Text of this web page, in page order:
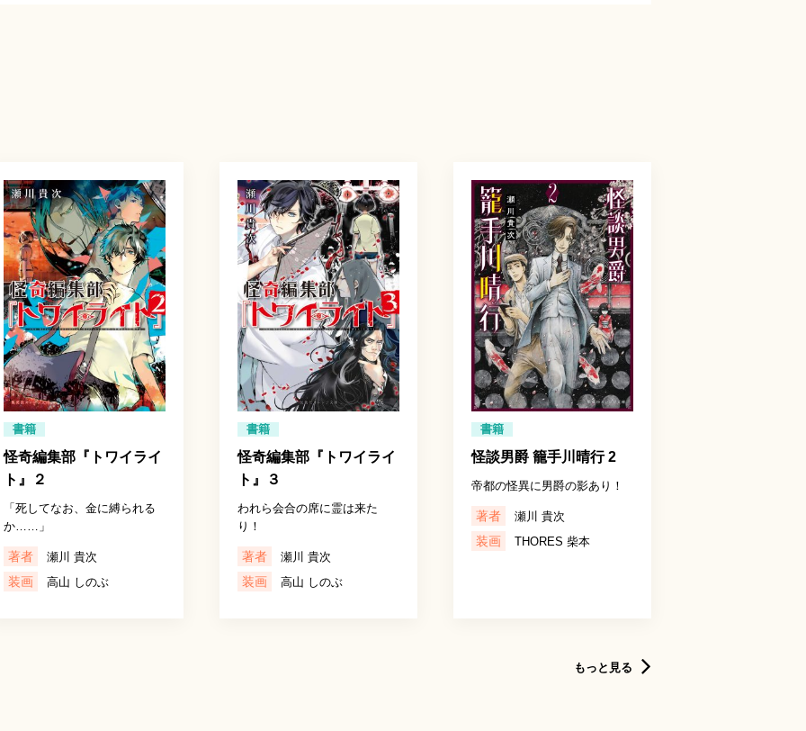
書籍
怪奇編集部『トワイライ
ト』２
「死してなお、金に縛られる
か……」
著者 瀬川 貴次
装画 高山 しのぶ
書籍
怪奇編集部『トワイライ
ト』３
われら会合の席に霊は来た
り！
著者 瀬川 貴次
装画 高山 しのぶ
書籍
怪談男爵 籠手川晴行 2
帝都の怪異に男爵の影あり！
著者 瀬川 貴次
装画 THORES 柴本
もっと見る